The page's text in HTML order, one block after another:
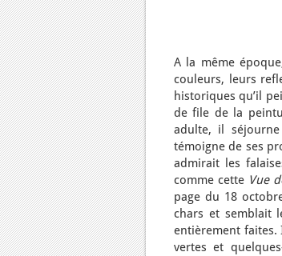
A la même
couleurs, leurs
historiques qu’il
de file de la
adulte, il
témoigne de ses
admirait les
comme cette Vue
page du 18
chars et semblait
entièrement faites.
vertes et